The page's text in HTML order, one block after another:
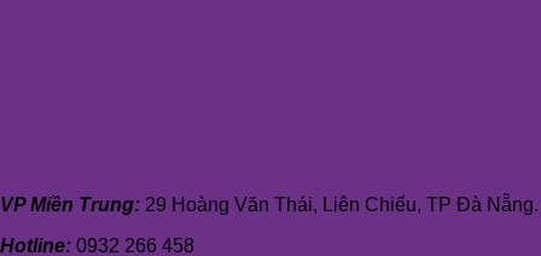
VP Miền Trung: 29 Hoàng Văn Thái, Liên Chiểu, TP Đà Nẵng.
Hotline: 0932 266 458